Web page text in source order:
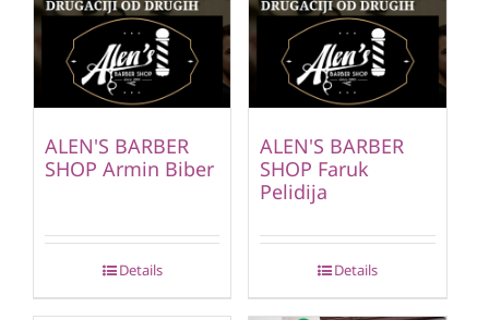
ALEN'S BARBER
SHOP Armin Biber
Details
ALEN'S BARBER
SHOP Faruk
Pelidija
Details